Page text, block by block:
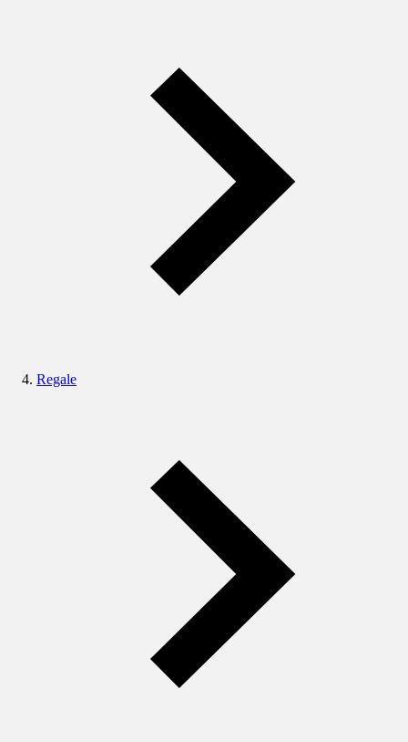
Regale